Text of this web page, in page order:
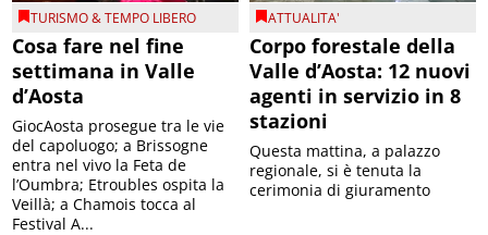
TURISMO & TEMPO LIBERO
Cosa fare nel fine
settimana in Valle
d’Aosta
GiocAosta prosegue tra le vie
del capoluogo; a Brissogne
entra nel vivo la Feta de
l’Oumbra; Etroubles ospita la
Veillà; a Chamois tocca al
Festival A...
ATTUALITA'
Corpo forestale della
Valle d’Aosta: 12 nuovi
agenti in servizio in 8
stazioni
Questa mattina, a palazzo
regionale, si è tenuta la
cerimonia di giuramento